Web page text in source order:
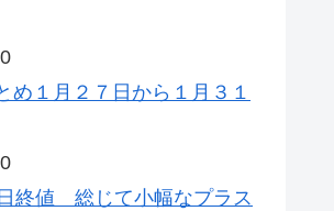
め１月２７日から１月３１
終値 総じて小幅なプラス